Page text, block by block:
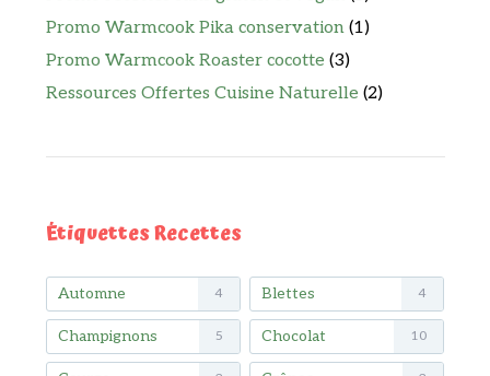
Promo Warmcook Pika conservation (1)
Promo Warmcook Roaster cocotte (3)
Ressources Offertes Cuisine Naturelle (2)
Étiquettes Recettes
Automne 4 Blettes 4
Champignons 5 Chocolat 10